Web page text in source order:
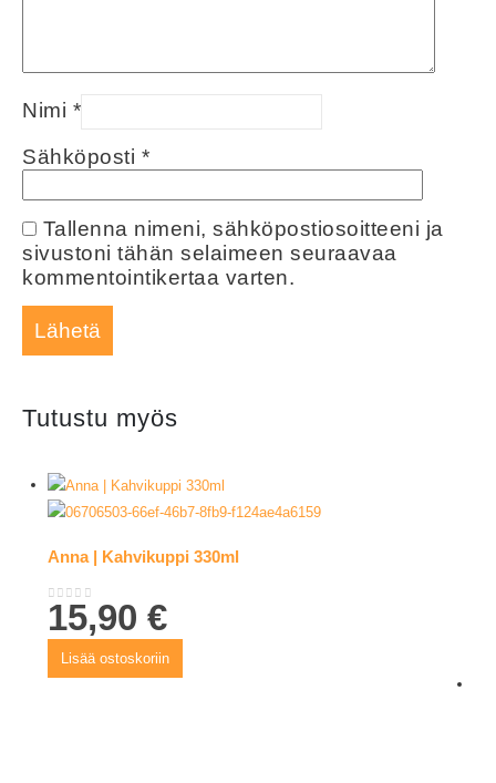
Nimi *
Sähköposti *
Tallenna nimeni, sähköpostiosoitteeni ja
sivustoni tähän selaimeen seuraavaa
kommentointikertaa varten.
Tutustu myös
Anna | Kahvikuppi 330ml
0out of 5
15,90€
Lisää ostoskoriin